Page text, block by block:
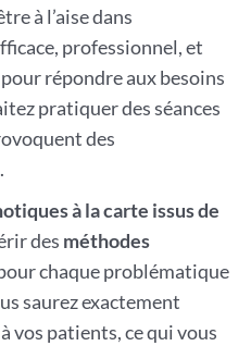
à l’aise dans
professionnel, et
répondre aux besoins
pratiquer des séances
des
à la carte issus de
des méthodes
chaque problématique
saurez exactement
vos patients, ce qui vous